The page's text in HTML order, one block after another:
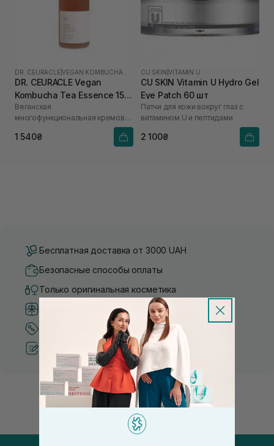
DR. CEURACLE |
DR. CEURACLE Vegan
Kombucha Tea Essence 150
мл
Веганская
многофункциональная кремовая
эссенция с экстрактом комбуча
и черного чая
1 540₴
CU SKIN |VITAMIN U
CU SKIN Vitamin U Hydro Gel
Eye Patch 60 шт
Патчи для кожи вокруг глаз с
витамином U и пептидами
2 100₴
Бесплатная доставка от 3000 UAH
Безопасные способы оплаты
Только оригинальная косметика
Система бонусов и лояльности
Лучшие цены и топ товары
Рекомендации от косметологов